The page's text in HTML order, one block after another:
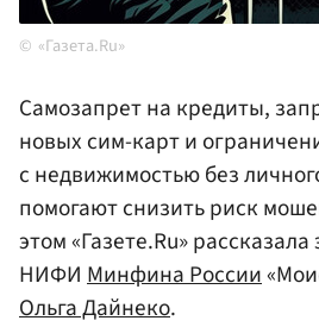
«Газета.Ru»
Самозапрет на кредиты,
новых сим-карт и
с недвижимостью без
помогают снизить риск
этом «Газете.Ru»
НИФИ Минфина России
Ольга Дайнеко.